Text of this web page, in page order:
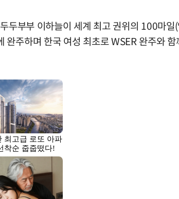
부부 이하늘이 세계 최고 권위의 100마
하며 한국 여성 최초로 WSER 완주와